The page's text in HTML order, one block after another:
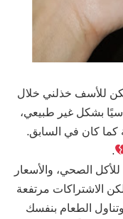
للأسف خذلني خلال
بشكل غير طبيعي،
كان في السابق.
.
الصحي، والأسعار
تتراوح بين 14 و18 ريالًا. لكن الاشتراكات مرتفعة
الطعام بنفسك